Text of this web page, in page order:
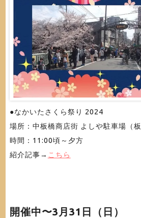
●なかいたさくら祭り 2024
場所：中板橋商店街 よしや駐車場（
時間：11:00頃～夕方
紹介記事→ こちら
開催中〜3月31日（日）